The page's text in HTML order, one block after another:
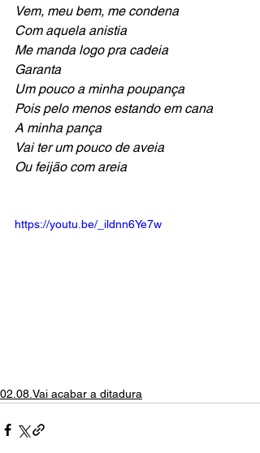
Vem, meu bem, me condena
Com aquela anistia
Me manda logo pra cadeia
Garanta
Um pouco a minha poupança
Pois pelo menos estando em cana
A minha pança
Vai ter um pouco de aveia
Ou feijão com areia
https://youtu.be/_ildnn6Ye7w
02.08.Vai acabar a ditadura